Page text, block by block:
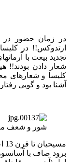
در زمان حضور در
ارتدوکس!! در
تجدید بیعت با
شعار دادن بودند!!
کلیسا و شعارهای
آشنا بود و گویی
شور و شعف
برود صاف با